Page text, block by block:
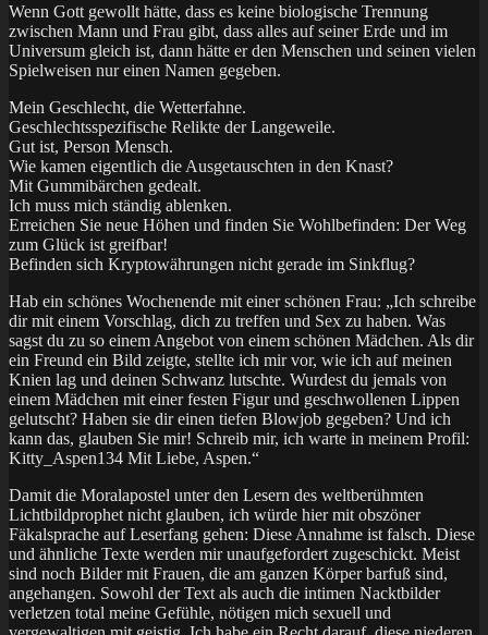
Wenn Gott gewollt hätte, dass es keine biologische Trennung
zwischen Mann und Frau gibt, dass alles auf seiner Erde und im
Universum gleich ist, dann hätte er den Menschen und seinen vielen
Spielweisen nur einen Namen gegeben.
Mein Geschlecht, die Wetterfahne.
Geschlechtsspezifische Relikte der Langeweile.
Gut ist, Person Mensch.
Wie kamen eigentlich die Ausgetauschten in den Knast?
Mit Gummibärchen gedealt.
Ich muss mich ständig ablenken.
Erreichen Sie neue Höhen und finden Sie Wohlbefinden: Der Weg
zum Glück ist greifbar!
Befinden sich Kryptowährungen nicht gerade im Sinkflug?
Hab ein schönes Wochenende mit einer schönen Frau: „Ich schreibe
dir mit einem Vorschlag, dich zu treffen und Sex zu haben. Was
sagst du zu so einem Angebot von einem schönen Mädchen. Als dir
ein Freund ein Bild zeigte, stellte ich mir vor, wie ich auf meinen
Knien lag und deinen Schwanz lutschte. Wurdest du jemals von
einem Mädchen mit einer festen Figur und geschwollenen Lippen
gelutscht? Haben sie dir einen tiefen Blowjob gegeben? Und ich
kann das, glauben Sie mir! Schreib mir, ich warte in meinem Profil:
Kitty_Aspen134 Mit Liebe, Aspen.“
Damit die Moralapostel unter den Lesern des weltberühmten
Lichtbildprophet nicht glauben, ich würde hier mit obszöner
Fäkalsprache auf Leserfang gehen: Diese Annahme ist falsch. Diese
und ähnliche Texte werden mir unaufgefordert zugeschickt. Meist
sind noch Bilder mit Frauen, die am ganzen Körper barfuß sind,
angehangen. Sowohl der Text als auch die intimen Nacktbilder
verletzen total meine Gefühle, nötigen mich sexuell und